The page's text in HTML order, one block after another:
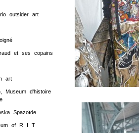
outsider art
et ses copains
art
Museum d'histoire
Spazoïde
of R I T